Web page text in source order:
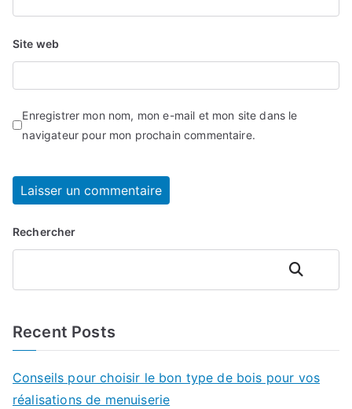
Site web
Enregistrer mon nom, mon e-mail et mon site dans le
navigateur pour mon prochain commentaire.
Rechercher
Rechercher
Recent Posts
Conseils pour choisir le bon type de bois pour vos
réalisations de menuiserie